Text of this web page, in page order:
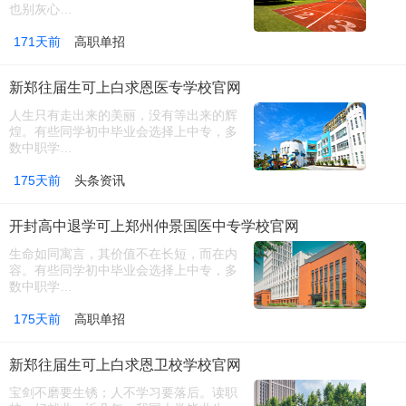
也别灰心…
171天前 高职单招
新郑往届生可上白求恩医专学校官网
人生只有走出来的美丽，没有等出来的辉
煌。有些同学初中毕业会选择上中专，多
数中职学…
175天前 头条资讯
开封高中退学可上郑州仲景国医中专学校官网
生命如同寓言，其价值不在长短，而在内
容。有些同学初中毕业会选择上中专，多
数中职学…
175天前 高职单招
新郑往届生可上白求恩卫校学校官网
宝剑不磨要生锈；人不学习要落后。读职